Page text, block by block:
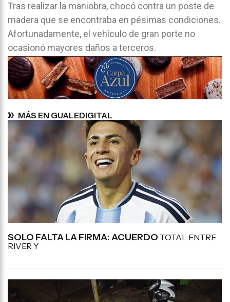
Tras realizar la maniobra, chocó contra un poste de
madera que se encontraba en pésimas condiciones.
Afortunadamente, el vehículo de gran porte no
ocasionó mayores daños a terceros.
MÁS EN GUALEDIGITAL
SOLO FALTA LA FIRMA: ACUERDO TOTAL ENTRE
RIVER Y